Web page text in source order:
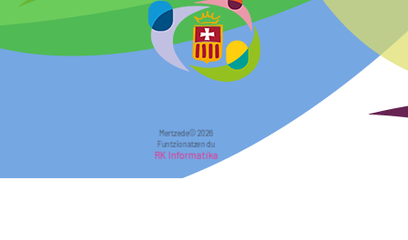
Mertzede© 2026
Funtzionatzen du
RK Informatika